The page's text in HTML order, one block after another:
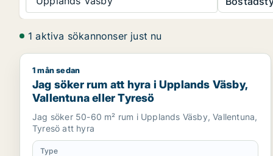
1 aktiva sökannonser just nu
Jag söker rum att hyra i Upplands Väsby,
1 mån sedan
Jag söker rum att hyra i Upplands Väsby,
Vallentuna eller Tyresö
Jag söker 50-60 m² rum i Upplands Väsby, Vallentuna,
Tyresö att hyra
Type